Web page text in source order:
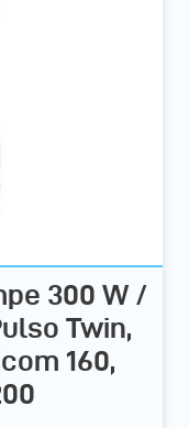
300 W /
Twin,
160,